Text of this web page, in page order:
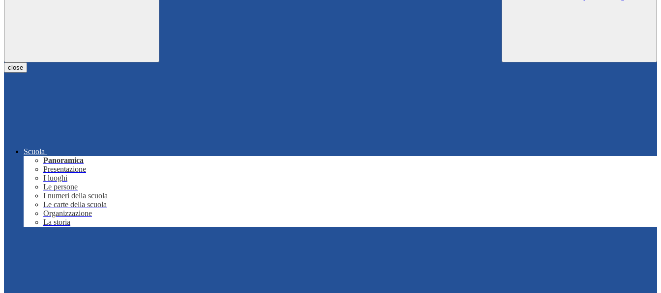
close
Scuola
Panoramica
Presentazione
I luoghi
Le persone
I numeri della scuola
Le carte della scuola
Organizzazione
La storia